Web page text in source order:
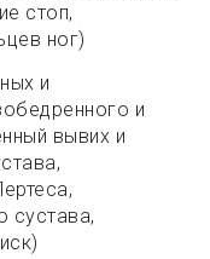
стоп,
ног)
и
и
вывих и
сустава,